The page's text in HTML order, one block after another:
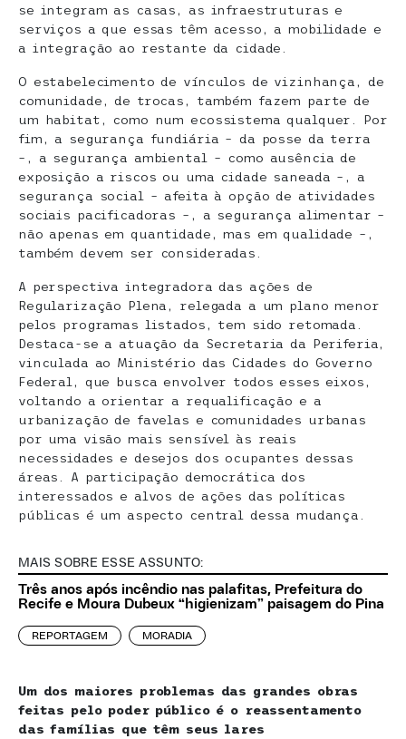
se integram as casas, as infraestruturas e
serviços a que essas têm acesso, a mobilidade e
a integração ao restante da cidade.
O estabelecimento de vínculos de vizinhança, de
comunidade, de trocas, também fazem parte de
um habitat, como num ecossistema qualquer. Por
fim, a segurança fundiária – da posse da terra
–, a segurança ambiental – como ausência de
exposição a riscos ou uma cidade saneada –, a
segurança social – afeita à opção de atividades
sociais pacificadoras –, a segurança alimentar –
não apenas em quantidade, mas em qualidade –,
também devem ser consideradas.
A perspectiva integradora das ações de
Regularização Plena, relegada a um plano menor
pelos programas listados, tem sido retomada.
Destaca-se a atuação da Secretaria da Periferia,
vinculada ao Ministério das Cidades do Governo
Federal, que busca envolver todos esses eixos,
voltando a orientar a requalificação e a
urbanização de favelas e comunidades urbanas
por uma visão mais sensível às reais
necessidades e desejos dos ocupantes dessas
áreas. A participação democrática dos
interessados e alvos de ações das políticas
públicas é um aspecto central dessa mudança.
MAIS SOBRE ESSE ASSUNTO:
Três anos após incêndio nas palafitas, Prefeitura do
Recife e Moura Dubeux “higienizam” paisagem do Pina
REPORTAGEM MORADIA
Um dos maiores problemas das grandes obras
feitas pelo poder público é o reassentamento
das famílias que têm seus lares